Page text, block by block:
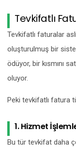
Tevkifatlı
Tevkifatlı faturalar
oluşturulmuş bir
ödüyor, bir kısmını
oluyor.
Peki tevkifatlı fatura
1. Hizmet
Bu tür tevkifat daha